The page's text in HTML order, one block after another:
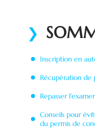
Inscription en
Récupération de
Repasser
Conseils pour
du permis de